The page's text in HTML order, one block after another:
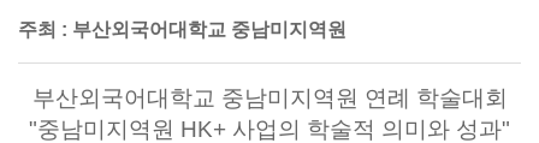
주최 : 부산외국어대학교 중남미지역원
부산외국어대학교 중남미지역원 연례 학술대회
"중남미지역원 HK+ 사업의 학술적 의미와 성과"